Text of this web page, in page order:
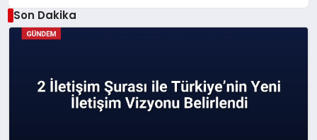
Son Dakika